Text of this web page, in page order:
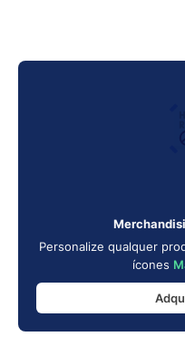
Personalize qualquer
ícones